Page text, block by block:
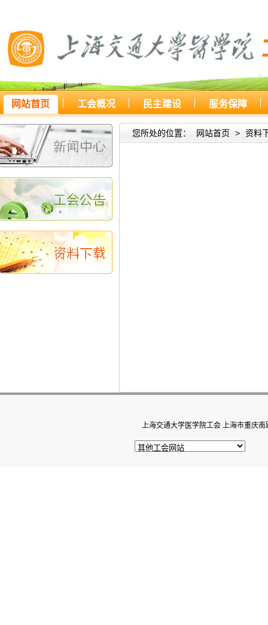
上海交通大学医学院工会 上海市重庆
网站首页 工会概况 民主建设 服务保障
您所处的位置： 网站首页 > 资料